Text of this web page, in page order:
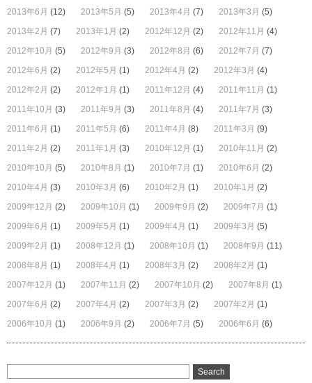
2013年6月 (12) 2013年5月 (5) 2013年4月 (7) 2013年3月 (5)
2013年2月 (7) 2013年1月 (2) 2012年12月 (2) 2012年11月 (4)
2012年10月 (5) 2012年9月 (3) 2012年8月 (6) 2012年7月 (7)
2012年6月 (2) 2012年5月 (1) 2012年4月 (2) 2012年3月 (4)
2012年2月 (2) 2012年1月 (1) 2011年12月 (4) 2011年11月 (1)
2011年10月 (3) 2011年9月 (3) 2011年8月 (4) 2011年7月 (3)
2011年6月 (1) 2011年5月 (6) 2011年4月 (8) 2011年3月 (9)
2011年2月 (2) 2011年1月 (3) 2010年12月 (1) 2010年11月 (2)
2010年10月 (5) 2010年8月 (1) 2010年7月 (1) 2010年6月 (2)
2010年4月 (3) 2010年3月 (6) 2010年2月 (1) 2010年1月 (2)
2009年12月 (2) 2009年10月 (1) 2009年9月 (2) 2009年7月 (1)
2009年6月 (1) 2009年5月 (1) 2009年4月 (1) 2009年3月 (5)
2009年2月 (1) 2008年12月 (1) 2008年10月 (1) 2008年9月 (11)
2008年8月 (1) 2008年4月 (1) 2008年3月 (2) 2008年2月 (1)
2007年12月 (1) 2007年11月 (2) 2007年10月 (2) 2007年8月 (1)
2007年6月 (2) 2007年4月 (2) 2007年3月 (2) 2007年2月 (1)
2006年10月 (1) 2006年9月 (2) 2006年7月 (5) 2006年6月 (6)